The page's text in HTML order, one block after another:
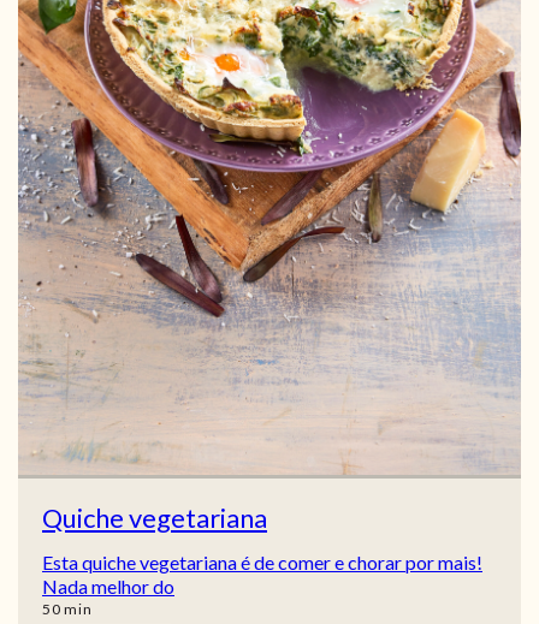
Quiche vegetariana
Esta quiche vegetariana é de comer e chorar por mais!
Nada melhor do
50min
min